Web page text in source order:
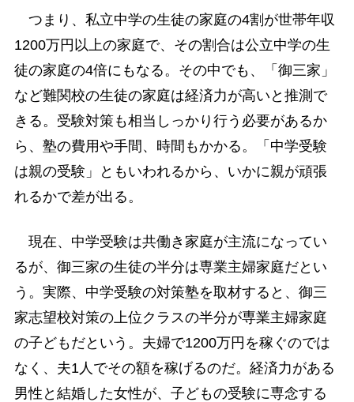
つまり、私立中学の生徒の家庭の4割が世帯年収
1200万円以上の家庭で、その割合は公立中学の生
徒の家庭の4倍にもなる。その中でも、「御三家」
など難関校の生徒の家庭は経済力が高いと推測で
きる。受験対策も相当しっかり行う必要があるか
ら、塾の費用や手間、時間もかかる。「中学受験
は親の受験」ともいわれるから、いかに親が頑張
れるかで差が出る。
現在、中学受験は共働き家庭が主流になってい
るが、御三家の生徒の半分は専業主婦家庭だとい
う。実際、中学受験の対策塾を取材すると、御三
家志望校対策の上位クラスの半分が専業主婦家庭
の子どもだという。夫婦で1200万円を稼ぐのでは
なく、夫1人でその額を稼げるのだ。経済力がある
男性と結婚した女性が、子どもの受験に専念する